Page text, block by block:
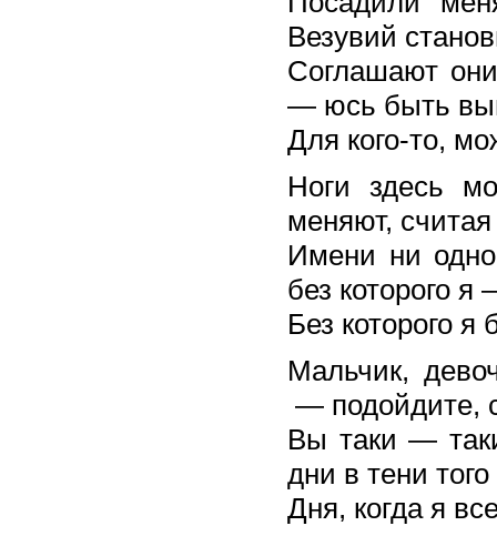
Везувий
Соглашают
— юсь быть
Для кого-то,
Ноги здесь
меняют,
Имени ни
без которого я
Без которого
Мальчик,
— подойдите,
Вы таки —
дни в тени
Дня, когда я